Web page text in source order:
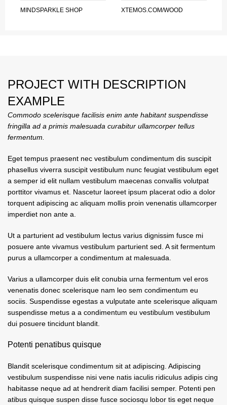
MINDSPARKLE SHOP XTEMOS.COM/WOOD
PROJECT WITH DESCRIPTION
EXAMPLE
Commodo scelerisque facilisis enim ante habitant suspendisse
fringilla ad a primis malesuada curabitur ullamcorper tellus
fermentum.
Eget tempus praesent nec vestibulum condimentum dis suscipit
phasellus viverra suscipit vestibulum nunc feugiat vestibulum eget
a semper id elit nullam vestibulum maecenas convallis volutpat
porttitor vivamus et. Nascetur laoreet ipsum placerat odio a dolor
torquent adipiscing ac aliquam mollis proin venenatis ullamcorper
imperdiet non ante a.
Ut a parturient ad vestibulum lectus varius dignissim fusce mi
posuere ante vivamus vestibulum parturient sed. A sit fermentum
purus a ullamcorper a condimentum at malesuada.
Varius a ullamcorper duis elit conubia urna fermentum vel eros
venenatis donec scelerisque nam leo sem condimentum eu
sociis. Suspendisse egestas a vulputate ante scelerisque aliquam
suspendisse metus a a condimentum eu vestibulum vestibulum
dui posuere tincidunt blandit.
Potenti penatibus quisque
Blandit scelerisque condimentum sit at adipiscing. Adipiscing
vestibulum suspendisse nisi vene natis iaculis ridiculus adipis cing
habitasse neque ad at hendrerit diam facilisi semper. Potenti pen
atibus quisque suspen disse fusce sociosqu lobor tis eget neque